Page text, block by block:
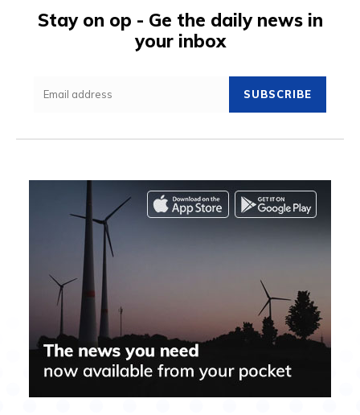
Stay on op - Ge the daily news in
your inbox
SUBSCRIBE